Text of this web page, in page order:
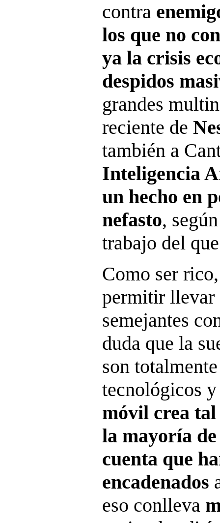
contra
los que no
ya la crisis
despidos
grandes
reciente de
también a
Inteligencia
un hecho en
nefasto,
trabajo del
Como ser
permitir llevar
semejantes
duda que la
son
tecnológicos
móvil crea tal
la mayoría
cuenta que
encadenados
eso conlleva